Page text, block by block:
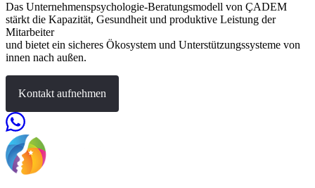
Das Unternehmenspsychologie-Beratungsmodell von ÇADEM
stärkt die Kapazität, Gesundheit und produktive Leistung der
Mitarbeiter
und bietet ein sicheres Ökosystem und Unterstützungssysteme von
innen nach außen.
Kontakt aufnehmen